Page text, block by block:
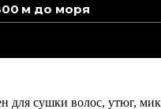
м до моря
сушки волос, утюг,